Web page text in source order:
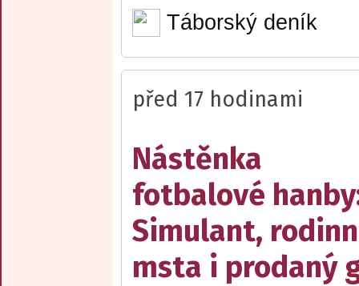
Táborský deník
před 17 hodinami
Nástěnka
fotbalové
Simulant,
msta i prodaný